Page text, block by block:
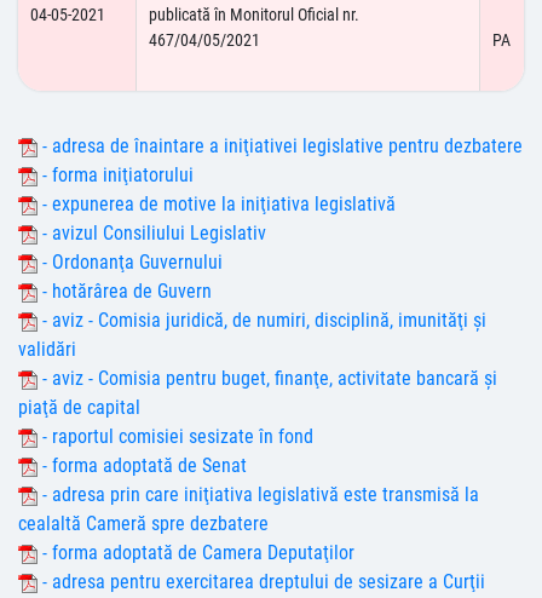
04-05-2021
publicată în Monitorul Oficial nr.
467/04/05/2021
PA
- adresa de înaintare a iniţiativei legislative pentru dezbatere
- forma iniţiatorului
- expunerea de motive la iniţiativa legislativă
- avizul Consiliului Legislativ
- Ordonanţa Guvernului
- hotărârea de Guvern
- aviz - Comisia juridică, de numiri, disciplină, imunităţi şi
validări
- aviz - Comisia pentru buget, finanţe, activitate bancară şi
piaţă de capital
- raportul comisiei sesizate în fond
- forma adoptată de Senat
- adresa prin care iniţiativa legislativă este transmisă la
cealaltă Cameră spre dezbatere
- forma adoptată de Camera Deputaţilor
- adresa pentru exercitarea dreptului de sesizare a Curţii